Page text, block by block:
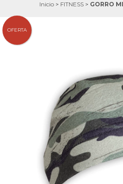
Inicio > FITNESS > GORRO
OFERTA